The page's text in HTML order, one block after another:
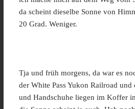
da scheint dieselbe Sonne von
20 Grad. Weniger.
Tja und früh morgens, da war es
der White Pass Yukon Railroad
und Handschuhe liegen im Koffer